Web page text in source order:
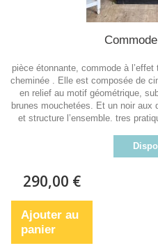
pièce étonnante, commode à
cheminée . Elle est composée de
en relief au motif géométrique,
brunes mouchetées. Et un noir
et structure l’ensemble. tres
290,00 €
Ajouter au
panier